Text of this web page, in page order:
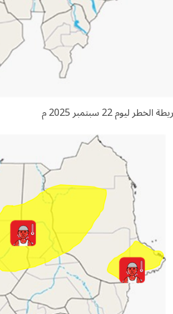
الخطر ليوم 22 سبتمبر 2025 م